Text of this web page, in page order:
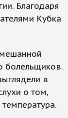
Благодаря
Кубка
болельщиков.
в
о том,